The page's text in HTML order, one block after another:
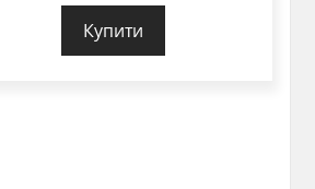
Купити